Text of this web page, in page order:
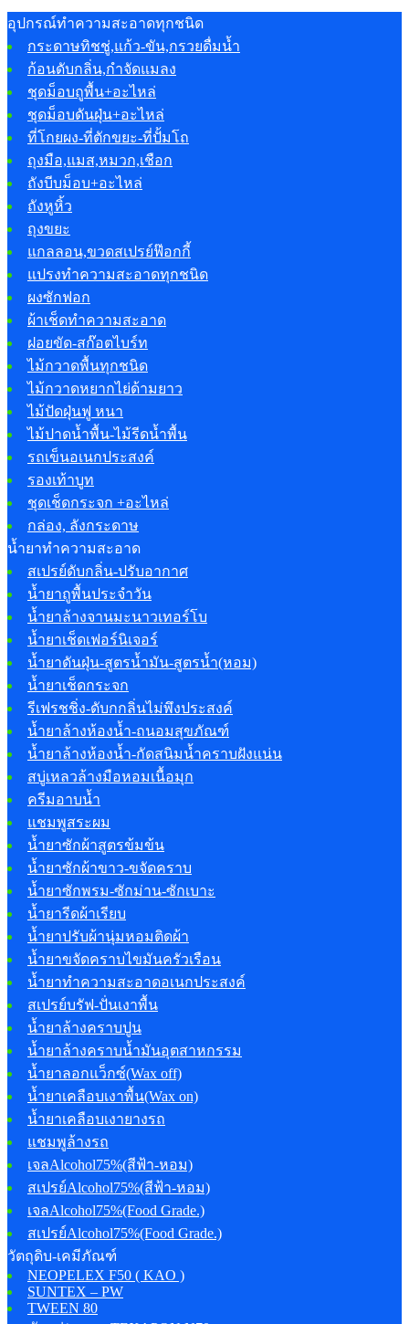
อุปกรณ์ทำความสะอาดทุกชนิด
กระดาษทิชชู่,แก้ว-ขัน,กรวยดื่มน้ำ
ก้อนดับกลิ่น,กำจัดแมลง
ชุดม็อบถูพื้น+อะไหล่
ชุดม็อบดันฝุ่น+อะไหล่
ที่โกยผง-ที่ตักขยะ-ที่ปั้มโถ
ถุงมือ,แมส,หมวก,เชือก
ถังบีบม็อบ+อะไหล่
ถังหูหิ้ว
ถุงขยะ
แกลลอน,ขวดสเปรย์ฟ๊อกกี้
แปรงทำความสะอาดทุกชนิด
ผงซักฟอก
ผ้าเช็ดทำความสะอาด
ฝอยขัด-สก๊อตไบร์ท
ไม้กวาดพื้นทุกชนิด
ไม้กวาดหยากไย่ด้ามยาว
ไม้ปัดฝุ่นฟู หนา
ไม้ปาดน้ำพื้น-ไม้รีดน้ำพื้น
รถเข็นอเนกประสงค์
รองเท้าบูท
ชุดเช็ดกระจก +อะไหล่
กล่อง, ลังกระดาษ
น้ำยาทำความสะอาด
สเปรย์ดับกลิ่น-ปรับอากาศ
น้ำยาถูพื้นประจำวัน
น้ำยาล้างจานมะนาวเทอร์โบ
น้ำยาเช็ดเฟอร์นิเจอร์
น้ำยาดันฝุ่น-สูตรน้ำมัน-สูตรน้ำ(หอม)
น้ำยาเช็ดกระจก
รีเฟรชชิ่ง-ดับกกลิ่นไม่พึงประสงค์
น้ำยาล้างห้องน้ำ-ถนอมสุขภัณฑ์
น้ำยาล้างห้องน้ำ-กัดสนิมน้ำคราบฝังแน่น
สบู่เหลวล้างมือหอมเนื้อมุก
ครีมอาบน้ำ
แชมพูสระผม
น้ำยาซักผ้าสูตรข้มข้น
น้ำยาซักผ้าขาว-ขจัดคราบ
น้ำยาซักพรม-ซักม่าน-ซักเบาะ
น้ำยารีดผ้าเรียบ
น้ำยาปรับผ้านุ่มหอมติดผ้า
น้ำยาขจัดคราบไขมันครัวเรือน
น้ำยาทำความสะอาดอเนกประสงค์
สเปรย์บรัฟ-ปั่นเงาพื้น
น้ำยาล้างคราบปูน
น้ำยาล้างคราบน้ำมันอุตสาหกรรม
น้ำยาลอกแว็กซ์(Wax off)
น้ำยาเคลือบเงาพื้น(Wax on)
น้ำยาเคลือบเงายางรถ
แชมพูล้างรถ
เจลAlcohol75%(สีฟ้า-หอม)
สเปรย์Alcohol75%(สีฟ้า-หอม)
เจลAlcohol75%(Food Grade.)
สเปรย์Alcohol75%(Food Grade.)
วัตถุดิบ-เคมีภัณฑ์
NEOPELEX F50 ( KAO )
SUNTEX – PW
TWEEN 80